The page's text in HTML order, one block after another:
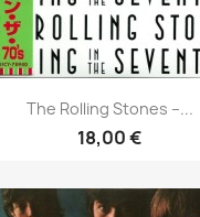
 Aperçu rapide
The Rolling Stones ‎–...
18,00 €